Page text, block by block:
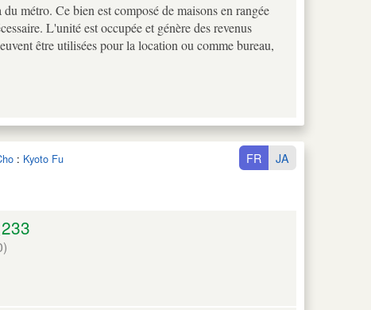
métro. Ce bien est composé de maisons en rangée
L'unité est occupée et génère des revenus
être utilisées pour la location ou comme bureau,
: Kyoto Fu FR JA